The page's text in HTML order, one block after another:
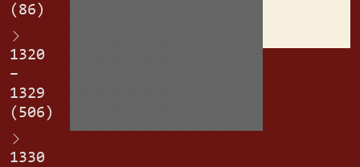
(86)
1320
–
1329
(506)
1330